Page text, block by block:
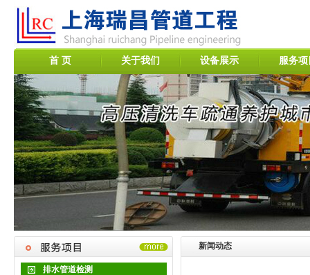
首 页 关于我们 设备展示 服务项
排水管道检测
新闻动态